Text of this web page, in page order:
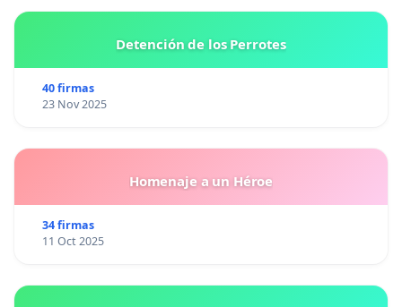
Detención de los Perrotes
40 firmas
23 Nov 2025
Homenaje a un Héroe
34 firmas
11 Oct 2025